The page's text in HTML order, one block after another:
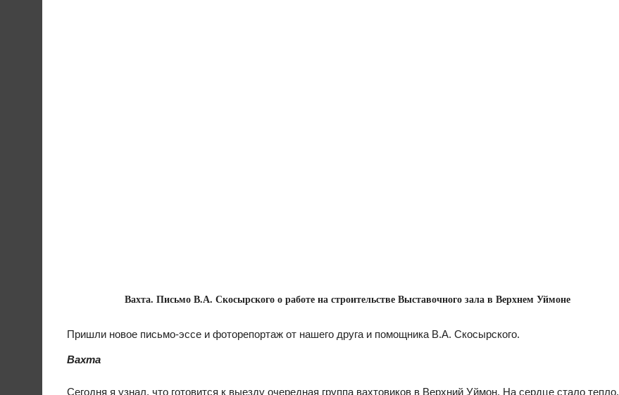
Вахта. Письмо В.А. Скосырского о работе на строительстве Выставочного зала в Верхнем Уймоне
Пришли новое письмо-эссе и фоторепортаж от нашего друга и помощника В.А. Скосырского.
Вахта
Сегодня я узнал, что готовится к выезду очередная группа вахтовиков в Верхний Уймон. На сердце стало тепло,